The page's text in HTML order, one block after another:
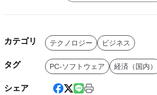
カテゴリ テクノロジー ビジネス
タグ PC-ソフトウェア 経済（国内）
シェア